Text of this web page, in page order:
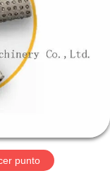
punto